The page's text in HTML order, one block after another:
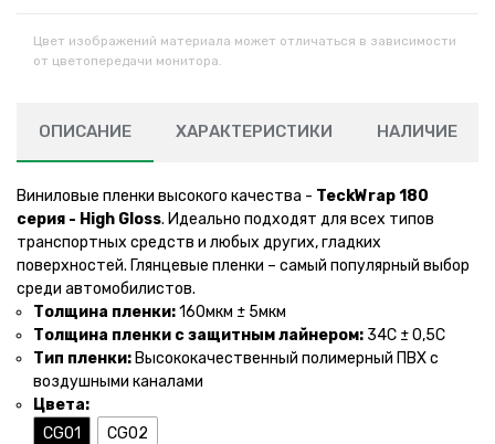
Цвет изображений материала может отличаться в зависимости
от цветопередачи монитора.
ОПИСАНИЕ ХАРАКТЕРИСТИКИ НАЛИЧИЕ
Виниловые пленки высокого качества - TeckWrap 180
серия - High Gloss. Идеально подходят для всех типов
транспортных средств и любых других, гладких
поверхностей. Глянцевые пленки – самый популярный выбор
среди автомобилистов.
Толщина пленки:160мкм ± 5мкм
Толщина пленки с защитным лайнером: 34С ± 0,5С
Тип пленки: Высококачественный полимерный ПВХ с
воздушными каналами
Цвета:
CG01
CG02